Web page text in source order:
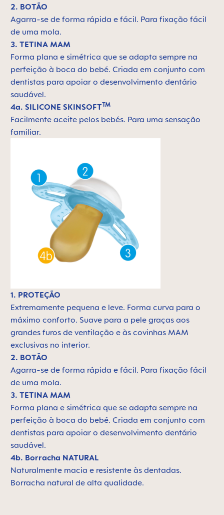
2. BOTÃO
Agarra-se de forma rápida e fácil. Para fixação fácil
de uma mola.
3. TETINA MAM
Forma plana e simétrica que se adapta sempre na
perfeição à boca do bebé. Criada em conjunto com
dentistas para apoiar o desenvolvimento dentário
saudável.
4a. SILICONE SKINSOFTTM
Facilmente aceite pelos bebés. Para uma sensação
familiar.
1. PROTEÇÃO
Extremamente pequena e leve. Forma curva para o
máximo conforto. Suave para a pele graças aos
grandes furos de ventilação e às covinhas MAM
exclusivas no interior.
2. BOTÃO
Agarra-se de forma rápida e fácil. Para fixação fácil
de uma mola.
3. TETINA MAM
Forma plana e simétrica que se adapta sempre na
perfeição à boca do bebé. Criada em conjunto com
dentistas para apoiar o desenvolvimento dentário
saudável.
4b. Borracha NATURAL
Naturalmente macia e resistente às dentadas.
Borracha natural de alta qualidade.